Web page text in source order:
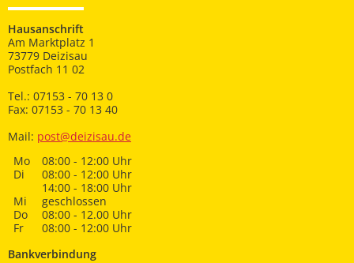
Hausanschrift
Am Marktplatz 1
73779 Deizisau
Postfach 11 02
Tel.: 07153 - 70 13 0
Fax: 07153 - 70 13 40
Mail: post@deizisau.de
Mo
08:00 - 12:00 Uhr
Di
08:00 - 12:00 Uhr
14:00 - 18:00 Uhr
Mi
geschlossen
Do
08:00 - 12.00 Uhr
Fr
08:00 - 12:00 Uhr
Bankverbindung